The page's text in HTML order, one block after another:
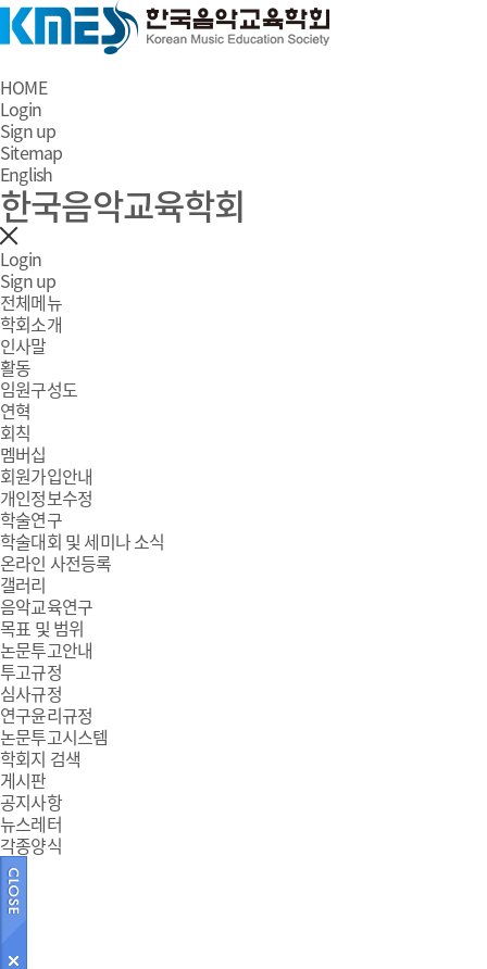
HOME
Login
Sign up
Sitemap
English
한국음악교육학회
Login
Sign up
전체메뉴
학회소개
인사말
활동
임원구성도
연혁
회칙
멤버십
회원가입안내
개인정보수정
학술연구
학술대회 및 세미나 소식
온라인 사전등록
갤러리
음악교육연구
목표 및 범위
논문투고안내
투고규정
심사규정
연구윤리규정
논문투고시스템
학회지 검색
게시판
공지사항
뉴스레터
각종양식